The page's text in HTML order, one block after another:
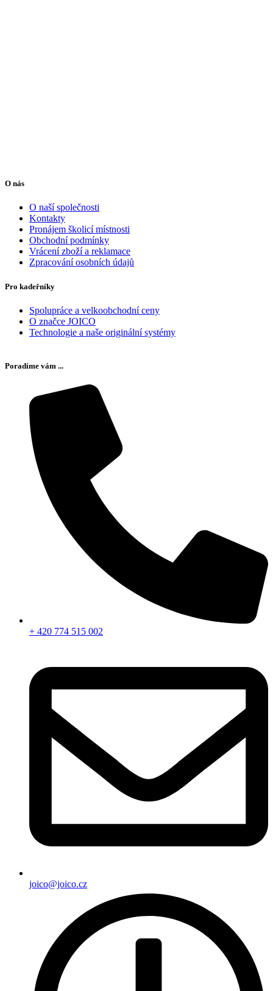
O nás
O naší společnosti
Kontakty
Pronájem školicí místnosti
Obchodní podmínky
Vrácení zboží a reklamace
Zpracování osobních údajů
Pro kadeřníky
Spolupráce a velkoobchodní ceny
O značce JOICO
Technologie a naše originální systémy
Poradíme vám ...
+ 420 774 515 002
joico@joico.cz